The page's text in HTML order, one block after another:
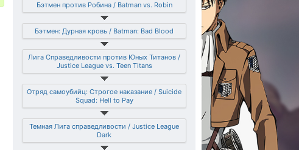
Бэтмен против Робина / Batman vs. Robin
Бэтмен: Дурная кровь / Batman: Bad Blood
Лига Справедливости против Юных Титанов /
Justice League vs. Teen Titans
Отряд самоубийц: Строгое наказание / Suicide
Squad: Hell to Pay
Темная Лига справедливости / Justice League
Dark